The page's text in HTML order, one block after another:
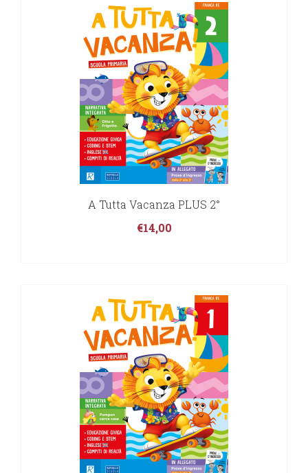
A Tutta Vacanza PLUS 2°
€14,00